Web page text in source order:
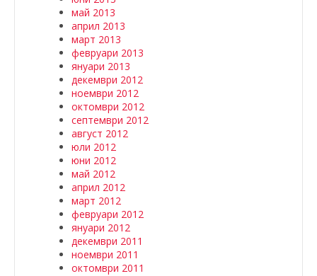
май 2013
април 2013
март 2013
февруари 2013
януари 2013
декември 2012
ноември 2012
октомври 2012
септември 2012
август 2012
юли 2012
юни 2012
май 2012
април 2012
март 2012
февруари 2012
януари 2012
декември 2011
ноември 2011
октомври 2011